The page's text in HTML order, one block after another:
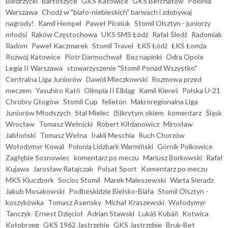
Warszawa Chodź w "biało-niebieskich" barwach i zdobywaj
nagrody!
Kamil Hempel Paweł Piceluk Stomil Olsztyn - juniorzy
młodsi Raków Częstochowa UKS SMS Łódź Rafał Śledź Radomiak
Radom Paweł Kaczmarek Stomil Travel ŁKS Łódź ŁKS Łomża
Rozwój Katowice Piotr Darmochwał Bez napinki Odra Opole
Legia II Warszawa stowarzyszenie "Stomil Ponad Wszystko"
Centralna Liga Juniorów Dawid Mieczkowski Rozmowa przed
meczem Yasuhiro Katō Olimpia II Elbląg Kamil Kiereś Polska U-21
Chrobry Głogów Stomil Cup felieton Makroregionalna Liga
Juniorów Młodszych Stal Mielec (S)krytym okiem komentarz Śląsk
Wrocław Tomasz Wełnicki Robert Kiłdanowicz Mirosław
Jabłoński Tomasz Wełna Irakli Meschia Ruch Chorzów
Wołodymyr Kowal Polonia Lidzbark Warmiński Górnik Polkowice
Zagłębie Sosnowiec komentarz po meczu Mariusz Borkowski Rafał
Kujawa
Jarosław Ratajczak Polsat Sport Komentarz po meczu
MKS Kluczbork Socios Stomil Marek Maleszewski Warta Sieradz
Jakub Mosakowski Podbeskidzie Bielsko-Biała Stomil Olsztyn -
koszykówka Tomasz Asensky Michał Kraszewski Wołodymyr
Tanczyk Ernest Dzięcioł Adrian Stawski Lukáš Kubáň Kotwica
Kołobrzeg GKS 1962 Jastrzębie GKS Jastrzębie Bruk-Bet